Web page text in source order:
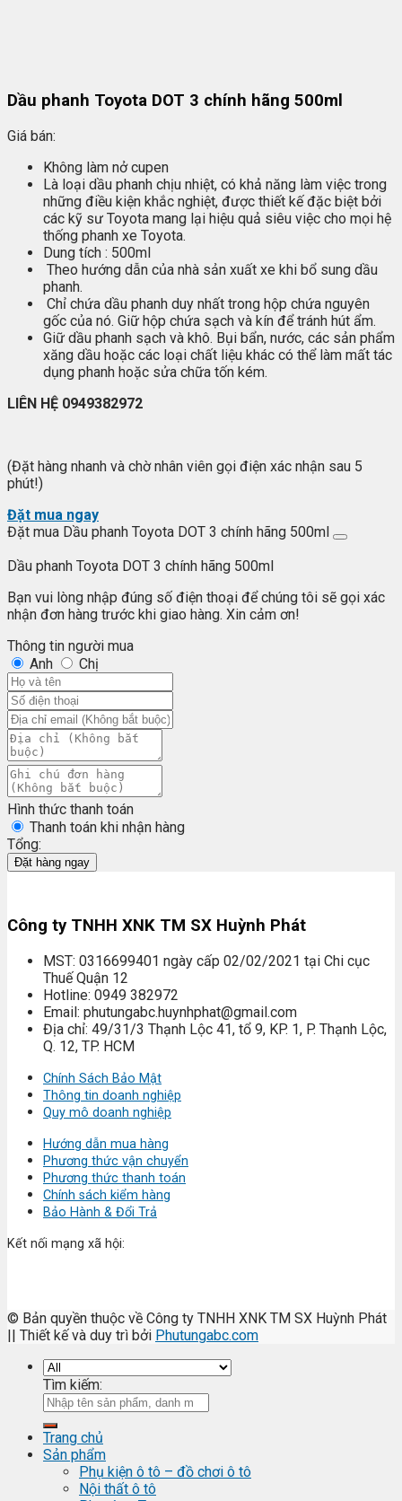
Dầu phanh Toyota DOT 3 chính hãng 500ml
Giá bán:
Không làm nở cupen
Là loại dầu phanh chịu nhiệt, có khả năng làm việc trong
những điều kiện khắc nghiệt, được thiết kế đặc biệt bởi
các kỹ sư Toyota mang lại hiệu quả siêu việc cho mọi hệ
thống phanh xe Toyota.
Dung tích : 500ml
Theo hướng dẫn của nhà sản xuất xe khi bổ sung dầu
phanh.
Chỉ chứa dầu phanh duy nhất trong hộp chứa nguyên
gốc của nó. Giữ hộp chứa sạch và kín để tránh hút ẩm.
Giữ dầu phanh sạch và khô. Bụi bẩn, nước, các sản phẩm
xăng dầu hoặc các loại chất liệu khác có thể làm mất tác
dụng phanh hoặc sửa chữa tốn kém.
LIÊN HỆ 0949382972
(Đặt hàng nhanh và chờ nhân viên gọi điện xác nhận sau 5
phút!)
Đặt mua ngay
Đặt mua Dầu phanh Toyota DOT 3 chính hãng 500ml
Dầu phanh Toyota DOT 3 chính hãng 500ml
Bạn vui lòng nhập đúng số điện thoại để chúng tôi sẽ gọi xác
nhận đơn hàng trước khi giao hàng. Xin cảm ơn!
Thông tin người mua
Anh
Chị
Hình thức thanh toán
Thanh toán khi nhận hàng
Tổng:
Đặt hàng ngay
Công ty TNHH XNK TM SX Huỳnh Phát
MST: 0316699401 ngày cấp 02/02/2021 tại Chi cục
Thuế Quận 12
Hotline: 0949 382972
Email: phutungabc.huynhphat@gmail.com
Địa chỉ: 49/31/3 Thạnh Lộc 41, tổ 9, KP. 1, P. Thạnh Lộc,
Q. 12, TP. HCM
Chính Sách Bảo Mật
Thông tin doanh nghiệp
Quy mô doanh nghiệp
Hướng dẫn mua hàng
Phương thức vận chuyển
Phương thức thanh toán
Chính sách kiểm hàng
Bảo Hành & Đổi Trả
Kết nối mạng xã hội:
© Bản quyền thuộc về Công ty TNHH XNK TM SX Huỳnh Phát
|| Thiết kế và duy trì bởi Phutungabc.com
Tìm kiếm:
Trang chủ
Sản phẩm
Phụ kiện ô tô – đồ chơi ô tô
Nội thất ô tô